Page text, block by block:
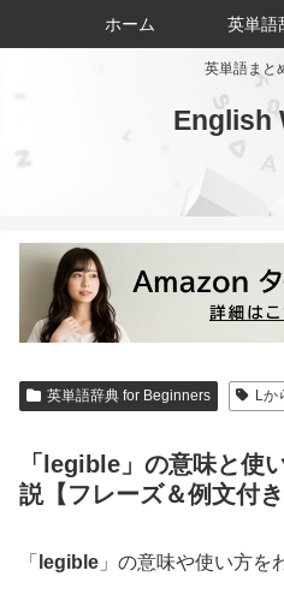
英単語まと
English
ホーム 英単語
英単語辞典 for Beginners Lか
「legible」の意味と使
説【フレーズ＆例文付き
「 legible 」の意味や使い方を